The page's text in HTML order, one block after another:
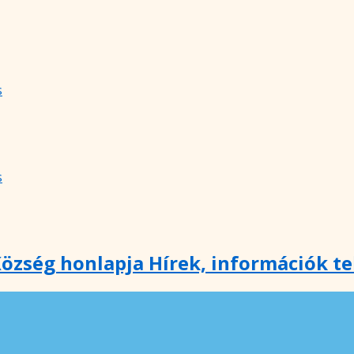
honlapja Hírek, információk